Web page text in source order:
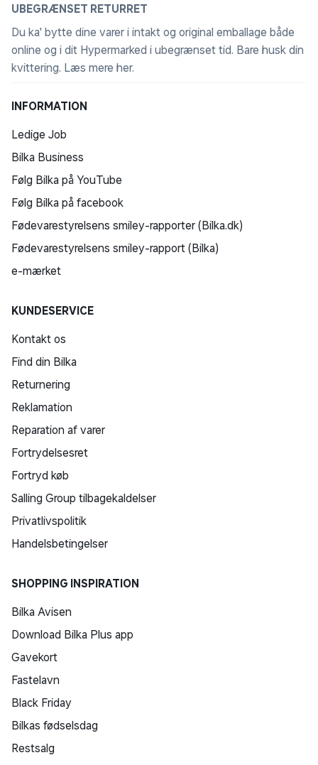
UBEGRÆNSET RETURRET
Du ka' bytte dine varer i intakt og original emballage både
online og i dit Hypermarked i ubegrænset tid. Bare husk din
kvittering. Læs mere her.
INFORMATION
Ledige Job
Bilka Business
Følg Bilka på YouTube
Følg Bilka på facebook
Fødevarestyrelsens smiley-rapporter (Bilka.dk)
Fødevarestyrelsens smiley-rapport (Bilka)
e-mærket
KUNDESERVICE
Kontakt os
Find din Bilka
Returnering
Reklamation
Reparation af varer
Fortrydelsesret
Fortryd køb
Salling Group tilbagekaldelser
Privatlivspolitik
Handelsbetingelser
SHOPPING INSPIRATION
Bilka Avisen
Download Bilka Plus app
Gavekort
Fastelavn
Black Friday
Bilkas fødselsdag
Restsalg